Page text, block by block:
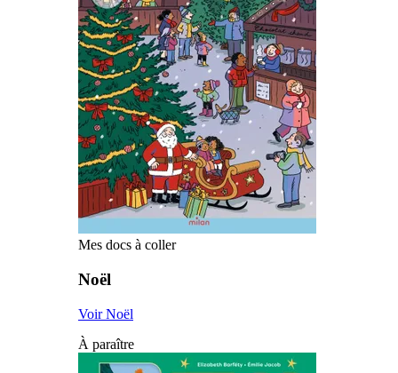
Mes docs à coller
Noël
Voir Noël
À paraître